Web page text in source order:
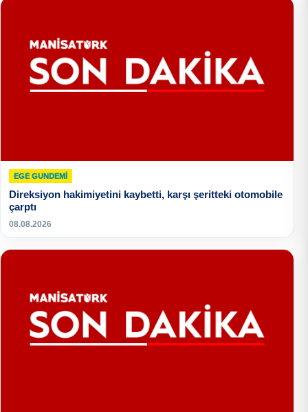
EGE GUNDEMİ
Direksiyon hakimiyetini kaybetti, karşı şeritteki otomobile
çarptı
08.08.2026